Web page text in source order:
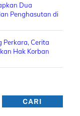
Dua
Penghasutan di
Perkara, Cerita
Hak Korban
CARI